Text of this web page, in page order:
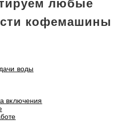
любые
кофемашины
воды
включения